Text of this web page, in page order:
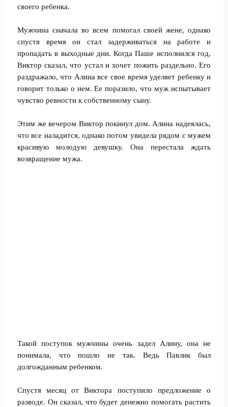
своего ребенка.
Мужчина сначала во всем помогал своей жене, однако
спустя время он стал задерживаться на работе и
пропадать в выходные дни. Когда Паше исполнился год,
Виктор сказал, что устал и хочет пожить раздельно. Его
раздражало, что Алина все свое время уделяет ребенку и
говорит только о нем. Ее поразило, что муж испытывает
чувство ревности к собственному сыну.
Этим же вечером Виктор покинул дом. Алина надеялась,
что все наладится, однако потом увидела рядом с мужем
красивую молодую девушку. Она перестала ждать
возвращение мужа.
Такой поступок мужчины очень задел Алину, она не
понимала, что пошло не так. Ведь Павлик был
долгожданным ребенком.
Спустя месяц от Виктора поступило предложение о
разводе. Он сказал, что будет денежно помогать растить